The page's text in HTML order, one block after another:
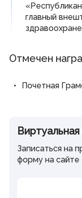
Органы власти
главный
Отмечен
Почетная
Записаться на
форму на сайте